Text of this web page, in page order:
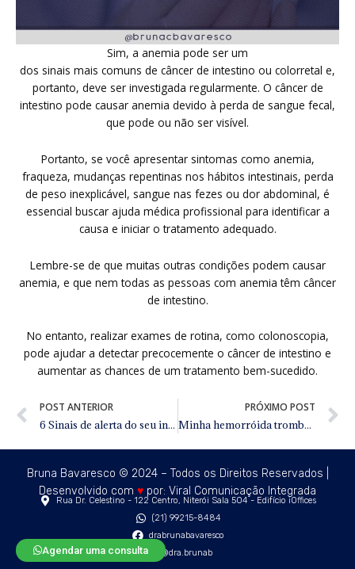
Sim, a anemia pode ser um
dos sinais mais comuns de câncer de intestino ou colorretal e,
portanto, deve ser investigada regularmente. O câncer de
intestino pode causar anemia devido à perda de sangue fecal,
que pode ou não ser visível.
Portanto, se você apresentar sintomas como anemia,
fraqueza, mudanças repentinas nos hábitos intestinais, perda
de peso inexplicável, sangue nas fezes ou dor abdominal, é
essencial buscar ajuda médica profissional para identificar a
causa e iniciar o tratamento adequado.
Lembre-se de que muitas outras condições podem causar
anemia, e que nem todas as pessoas com anemia têm câncer
de intestino.
No entanto, realizar exames de rotina, como colonoscopia,
pode ajudar a detectar precocemente o câncer de intestino e
aumentar as chances de um tratamento bem-sucedido.
Prev
POST ANTERIOR
6 Sinais de alerta do seu intestino
PRÓXIMO POST
Minha hemorróida trombosou, o que fazer?
Bruna Bavaresco © 2024 – Todos os Direitos Reservados |
Desenvolvido com ♥ por: Viral Comunicação Integrada
Rua Dr. Celestino - 122 Centro, Niterói Sala 504 - Edifício iOffices
(21) 99215-8484
drabrunabavaresco
@dra.brunab
Agendar uma consulta